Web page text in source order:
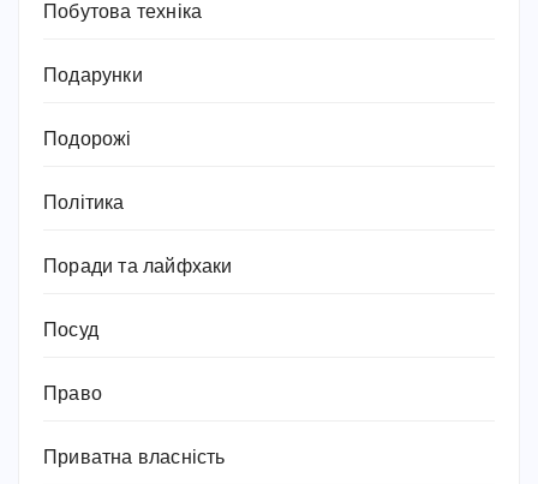
Побутова техніка
Подарунки
Подорожі
Політика
Поради та лайфхаки
Посуд
Право
Приватна власність